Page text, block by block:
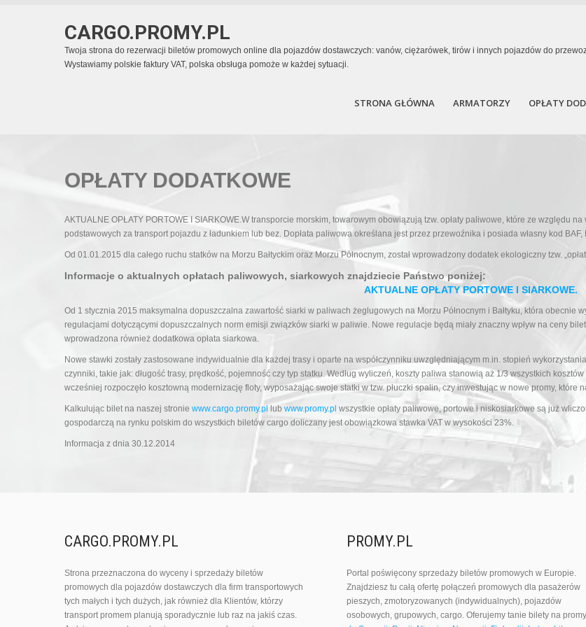
CARGO.PROMY.PL
Twoja strona do rezerwacji biletów promowych online dla pojazdów dostawczych: vanów, ciężarówek, tirów i innych pojazdów do
Wystawiamy polskie faktury VAT, polska obsługa pomoże w każdej sytuacji.
STRONA GŁÓWNA ARMATORZY OPŁATY
OPŁATY DODATKOWE
AKTUALNE OPŁATY PORTOWE I SIARKOWE.W transporcie morskim, towarowym obowiązują tzw. opłaty paliwowe, które ze względu
podstawowych za transport pojazdu z ładunkiem lub bez. Dopłata paliwowa określana jest przez przewoźnika i posiada własny kod
Od 01.01.2015 dla całego ruchu statków na Morzu Bałtyckim oraz Morzu Północnym, został wprowadzony dodatek ekologiczny tzw.
Informacje o aktualnych opłatach paliwowych, siarkowych znajdziecie Państwo poniżej:
AKTUALNE OPŁATY PORTOWE I SIARKOWE.
Od 1 stycznia 2015 maksymalna dopuszczalna zawartość siarki w paliwach żeglugowych na Morzu Północnym i Bałtyku, która obecnie
regulacjami dotyczącymi dopuszczalnych norm emisji związków siarki w paliwie. Nowe regulacje będą miały znaczny wpływ na ceny
wprowadzona również dodatkowa opłata siarkowa.
Nowe stawki zostały zastosowane indywidualnie dla każdej trasy i oparte na współczynniku uwzględniającym m.in. stopień
czynniki, takie jak: długość trasy, prędkość, pojemność czy typ statku. Według wyliczeń, koszty paliwa stanowią aż 1/3 wszystkich
wcześniej rozpoczęło kosztowną modernizację floty, wyposażając swoje statki w tzw. płuczki spalin, czy inwestując w nowe promy,
Kalkulując bilet na naszej stronie www.cargo.promy.pl lub www.promy.pl wszystkie opłaty paliwowe, portowe i niskosiarkowe są już
gospodarczą na rynku polskim do wszystkich biletów cargo doliczany jest obowiązkowa stawka VAT w wysokości 23%.
Informacja z dnia 30.12.2014
CARGO.PROMY.PL
Strona przeznaczona do wyceny i sprzedaży biletów
promowych dla pojazdów dostawczych dla firm transportowych
tych małych i tych dużych, jak również dla Klientów, którzy
transport promem planują sporadycznie lub raz na jakiś czas.
PROMY.PL
Portal poświęcony sprzedaży biletów promowych w Europie.
Znajdziesz tu całą ofertę połączeń promowych dla pasażerów
pieszych, zmotoryzowanych (indywidualnych), pojazdów
osobowych, grupowych, cargo. Oferujemy tanie bilety na promy